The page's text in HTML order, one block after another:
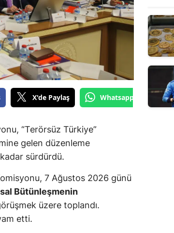
X'de Paylaş Whatsapp'tan Gönder
“Terörsüz Türkiye”
gelen düzenleme
sürdürdü.
7 Ağustos 2026 günü
Bütünleşmenin
üzere toplandı.
etti.